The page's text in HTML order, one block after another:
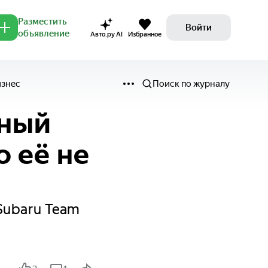
Разместить
объявление
Авто.ру AI Избранное
Войти
Поиск по журналу
её не
Team